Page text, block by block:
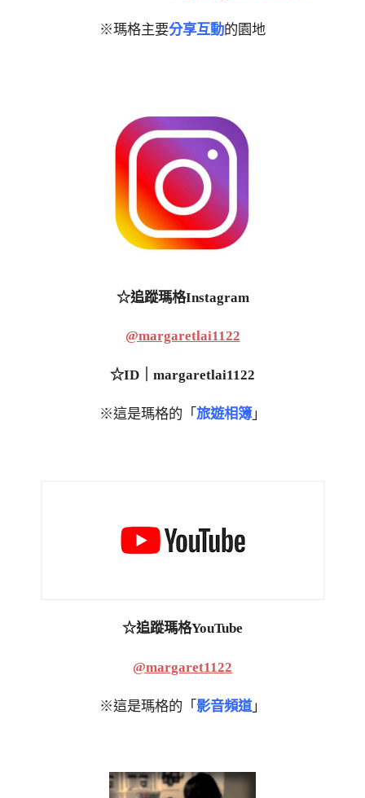
※瑪格主要分享互動的園地
☆追蹤瑪格Instagram
@margaretlai1122
☆ID｜margaretlai1122
※這是瑪格的「 旅遊相簿 」
☆追蹤瑪格YouTube
@margaret1122
※這是瑪格的「 影音頻道 」